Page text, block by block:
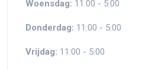
Woensdag: 11:00 - 5:00
Donderdag: 11:00 - 5:00
Vrijdag: 11:00 - 5:00